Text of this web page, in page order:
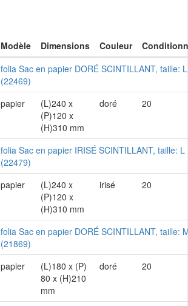
Modèle Dimensions Couleur
folia Sac en papier DORÉ SCINTILLANT, taille: L
(22469)
papier
(L)240 x
(P)120 x
(H)310 mm
doré 20
folia Sac en papier IRISÉ SCINTILLANT, taille: L
(22479)
papier
(L)240 x
(P)120 x
(H)310 mm
irisé 20
folia Sac en papier DORÉ SCINTILLANT, taille:
(21869)
papier
(L)180 x (P)
80 x (H)210
mm
doré 20